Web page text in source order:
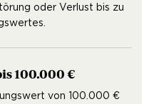
oder Verlust bis zu
100.000 €
von 100.000 €